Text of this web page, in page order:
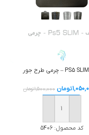
تومان 1,500,000تومان
افزودن به سبد خرید
کد محصول: 5406